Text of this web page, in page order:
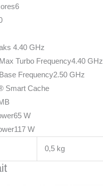
4.40 GHz
Turbo Frequency4.40 GHz
Frequency2.50 GHz
Smart Cache
W
W
0,5 kg